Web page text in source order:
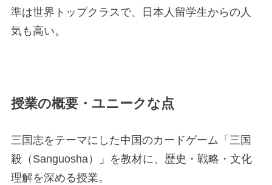
準は世界トップクラスで、日本人留学生からの人
気も高い。
授業の概要・ユニークな点
三国志をテーマにした中国のカードゲーム「三国
殺（Sanguosha）」を教材に、歴史・戦略・文化
理解を深める授業。